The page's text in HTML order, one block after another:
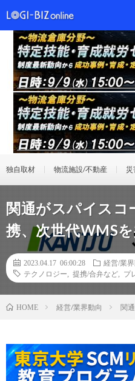
独自取材 物流施設/不動産
関通がスパイスコ
携、次世代WMS
2023.04.17 06:00:28
経営/業界
テクノロジー
提携/合弁など プ
HOME 経営/業界動向 関